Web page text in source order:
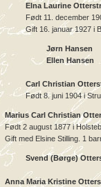
Elna Laurine
Født 11. december
Gift 16. januar 1927 i
Jørn Hansen
Ellen Hansen
Carl Christian
Født 8. juni 1904 i
Marius Carl Christian
Født 2 august 1877 i
Gift med Elsine Stilling. 1
Svend (Børge)
Anna Maria Kristine